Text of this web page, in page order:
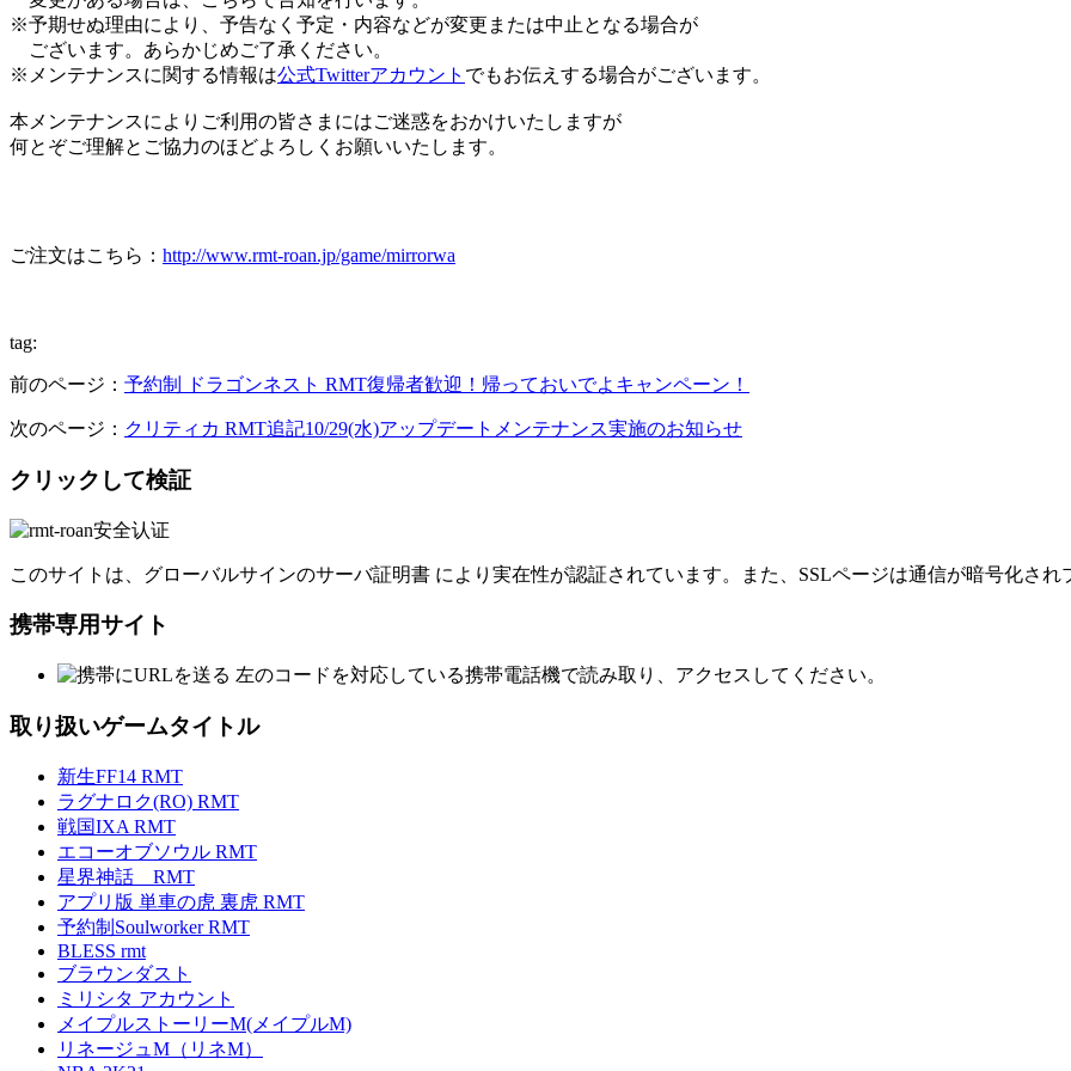
※予期せぬ理由により、予告なく予定・内容などが変更または中止となる場合が
ございます。あらかじめご了承ください。
※メンテナンスに関する情報は公式Twitterアカウント でもお伝えする場合がございます。
本メンテナンスによりご利用の皆さまにはご迷惑をおかけいたしますが
何とぞご理解とご協力のほどよろしくお願いいたします。
ご注文はこちら： http://www.rmt-roan.jp/game/mirrorwa
rmt-
tag:
前のページ： 予約制 ドラゴンネスト RMT復帰者歓迎！帰っておいでよキャンペーン！
次のページ： クリティカ RMT追記10/29(水)アップデートメンテナンス実施のお知らせ
クリックして検証
このサイトは、グローバルサインのサーバ証明書 により実在性が認証されています。また、SSLページは通信が暗号化され
携帯専用サイト
左のコードを対応している携帯電話機で読み取り、アクセスしてください。
取り扱いゲームタイトル
新生FF14 RMT
ラグナロク(RO) RMT
戦国IXA RMT
エコーオブソウル RMT
星界神話 RMT
アプリ版 単車の虎 裏虎 RMT
予約制Soulworker RMT
BLESS rmt
ブラウンダスト
ミリシタ アカウント
メイプルストーリーM(メイプルM)
リネージュM（リネM）